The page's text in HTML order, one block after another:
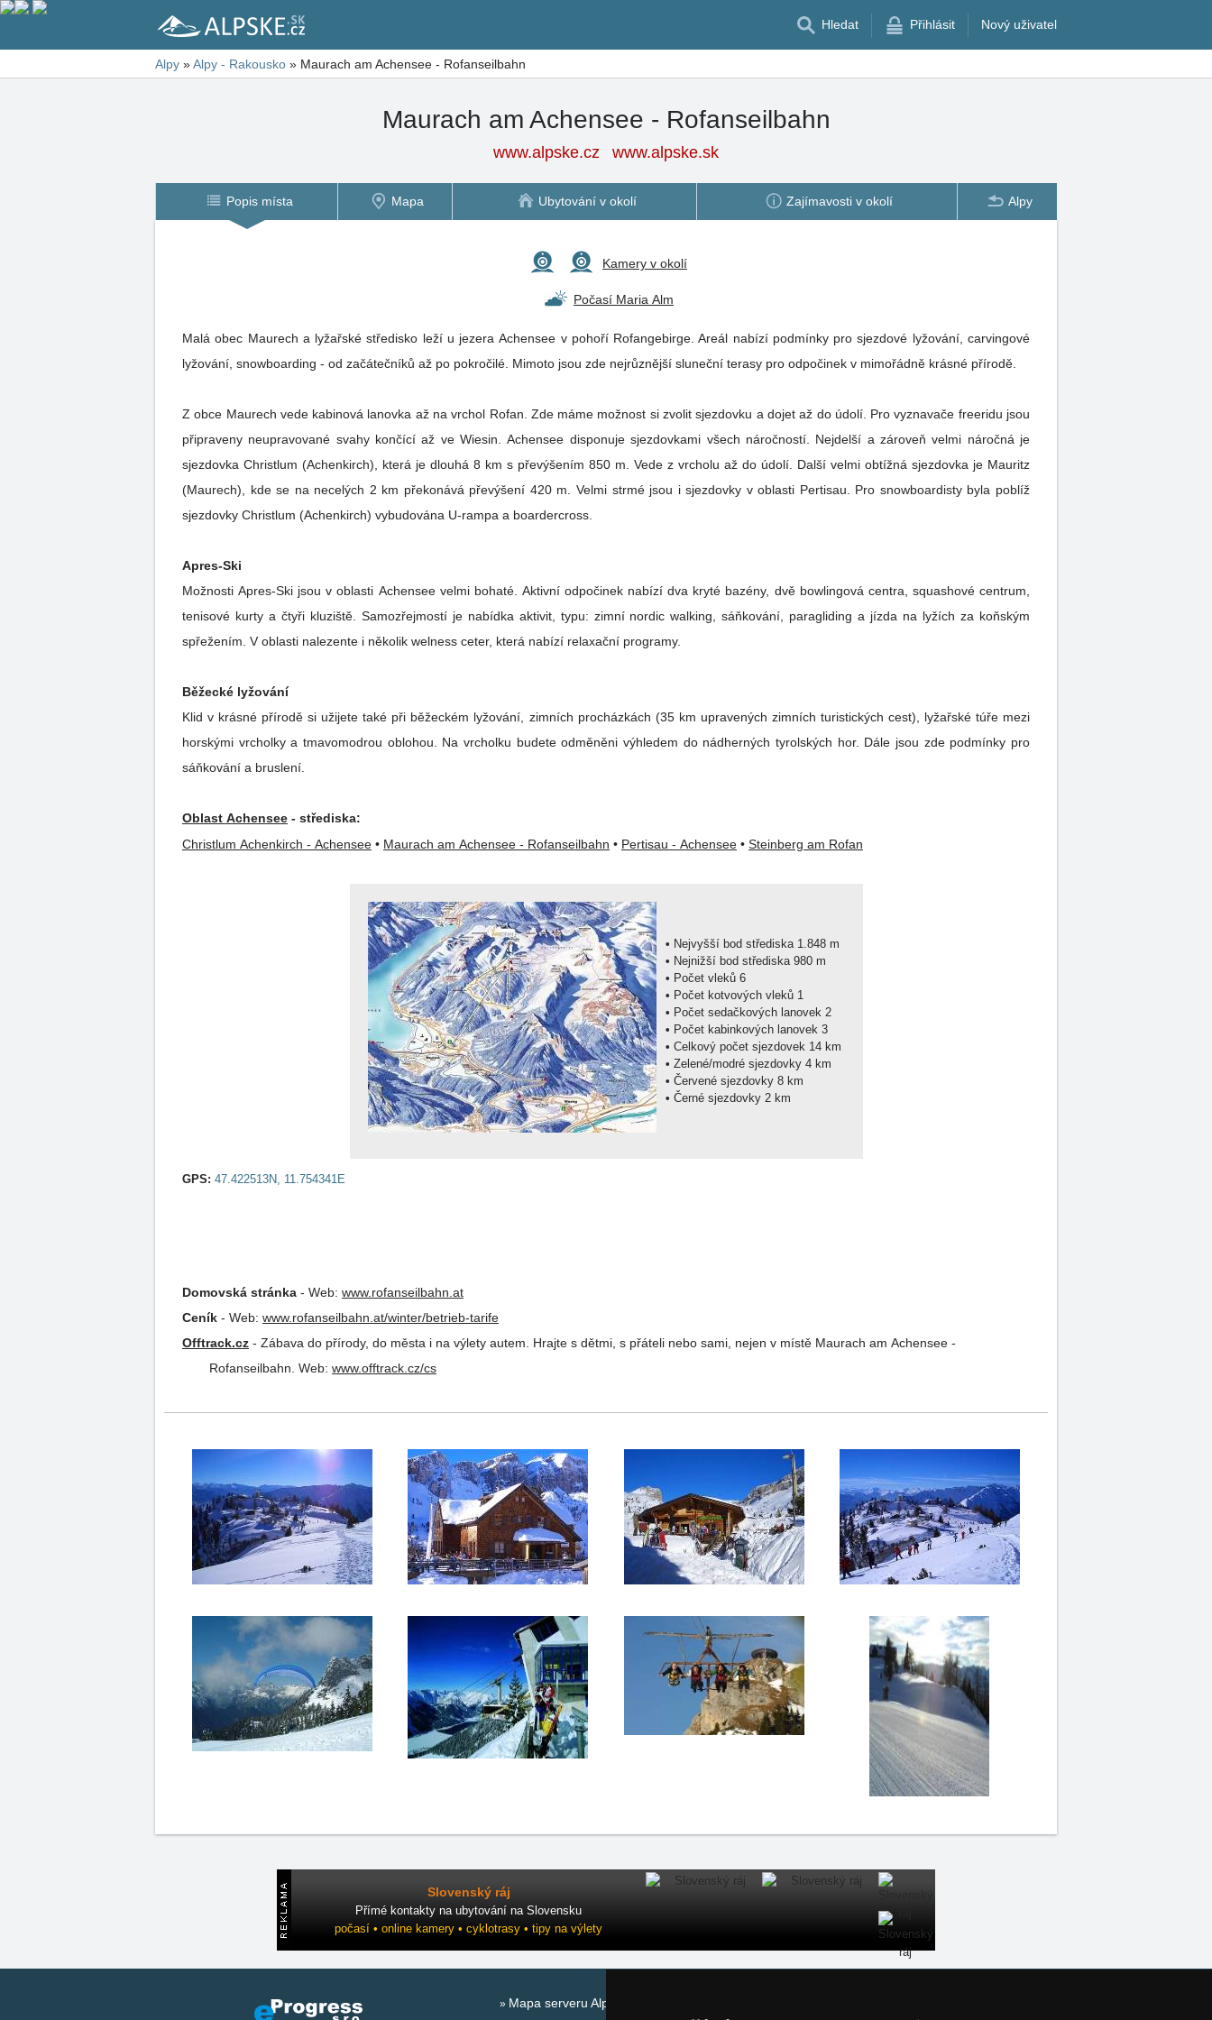
Hledat Přihlásit Nový uživatel
Alpy »Alpy - Rakousko » Maurach am Achensee - Rofanseilbahn
Maurach am Achensee - Rofanseilbahn
www.alpske.cz www.alpske.sk
Popis místa Mapa Ubytování v okolí Zajímavosti v okolí Alpy
Kamery v okolí
Počasí Maria Alm
Malá obec Maurech a lyžařské středisko leží u jezera Achensee v pohoří Rofangebirge. Areál nabízí podmínky pro sjezdové lyžování, carvingové
lyžování, snowboarding - od začátečníků až po pokročilé. Mimoto jsou zde nejrůznější sluneční terasy pro odpočinek v mimořádně krásné přírodě.
Z obce Maurech vede kabinová lanovka až na vrchol Rofan. Zde máme možnost si zvolit sjezdovku a dojet až do údolí. Pro vyznavače freeridu jsou
připraveny neupravované svahy končící až ve Wiesin. Achensee disponuje sjezdovkami všech náročností. Nejdelší a zároveň velmi náročná je
sjezdovka Christlum (Achenkirch), která je dlouhá 8 km s převýšením 850 m. Vede z vrcholu až do údolí. Další velmi obtížná sjezdovka je Mauritz
(Maurech), kde se na necelých 2 km překonává převýšení 420 m. Velmi strmé jsou i sjezdovky v oblasti Pertisau. Pro snowboardisty byla poblíž
sjezdovky Christlum (Achenkirch) vybudována U-rampa a boardercross.
Apres-Ski
Možnosti Apres-Ski jsou v oblasti Achensee velmi bohaté. Aktivní odpočinek nabízí dva kryté bazény, dvě bowlingová centra, squashové centrum,
tenisové kurty a čtyři kluziště. Samozřejmostí je nabídka aktivit, typu: zimní nordic walking, sáňkování, paragliding a jízda na lyžích za koňským
spřežením. V oblasti nalezente i několik welness ceter, která nabízí relaxační programy.
Běžecké lyžování
Klid v krásné přírodě si užijete také při běžeckém lyžování, zimních procházkách (35 km upravených zimních turistických cest), lyžařské túře mezi
horskými vrcholky a tmavomodrou oblohou. Na vrcholku budete odměněni výhledem do nádherných tyrolských hor. Dále jsou zde podmínky pro
sáňkování a bruslení.
Oblast Achensee - střediska:
Christlum Achenkirch - Achensee • Maurach am Achensee - Rofanseilbahn • Pertisau - Achensee • Steinberg am Rofan
•
Nejvyšší bod střediska 1.848 m
•
Nejnižší bod střediska 980 m
•
Počet vleků 6
•
Počet kotvových vleků 1
•
Počet sedačkových lanovek 2
• Počet kabinkových lanovek 3
•
Celkový počet sjezdovek 14 km
•
Zelené/modré sjezdovky 4 km
•
Červené sjezdovky 8 km
•
Černé sjezdovky 2 km
GPS: 47.422513N, 11.754341E
Domovská stránka - Web: www.rofanseilbahn.at
Ceník - Web: www.rofanseilbahn.at/winter/betrieb-tarife
Offtrack.cz - Zábava do přírody, do města i na výlety autem. Hrajte s dětmi, s přáteli nebo sami, nejen v místě Maurach am Achensee -
Rofanseilbahn. Web: www.offtrack.cz/cs
Slovenský ráj
Přímé kontakty na ubytování na Slovensku
počasí • online kamery • cyklotrasy • tipy na výlety
Mapa serveru Alpy - Rakousko